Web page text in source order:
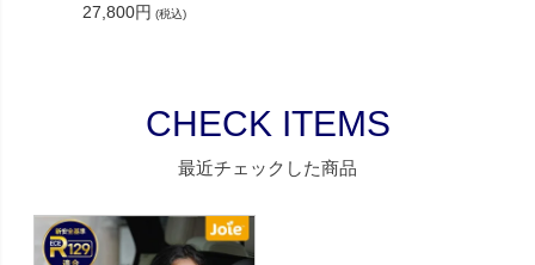
27,800円 (税込)
CHECK ITEMS
最近チェックした商品